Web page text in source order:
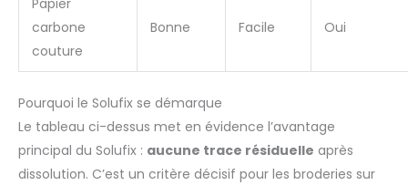
Papier
carbone
couture
Bonne Facile Oui
Pourquoi le Solufix se démarque
Le tableau ci-dessus met en évidence l’avantage
principal du Solufix : aucune trace résiduelle après
dissolution. C’est un critère décisif pour les broderies sur